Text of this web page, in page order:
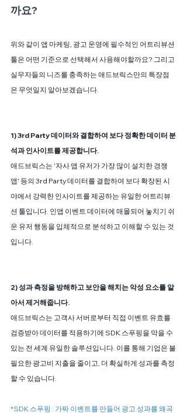
까요?
위와 같이 앱 마케팅, 광고 운영에 필수적인 어트리뷰션
툴은 어떤 기준으로 선택해서 사용해야할까요? 그리고
실무자들의 니즈를 충족하는 애드브릭스만의 특장점
은 무엇일지 알아보겠습니다.
1) 3rd Party 데이터와 결합하여 보다 정확한 데이터 분
석과 인사이트를 제공합니다.
애드브릭스는 '자사 앱 유저가 가장 많이 설치한 경쟁
앱' 등의 3rd Party 데이터를 결합하여 보다 확장된 시
야에서 강력한 인사이트를 제공하는 유일한 어트리뷰
션 툴입니다. 인앱 이벤트 데이터에 매몰되어 놓치기 쉬
운 유저 행동을 입체적으로 분석하고 이해할 수 있는 것
입니다.
2) 성과 측정을 방해하고 보안을 해치는 악성 요소를 알
아서 제거해줍니다.
애드브릭스는 고객사 서버로부터 직접 이벤트 유효를
검증받아 데이터를 적용하기에 SDK 스푸핑을 막을 수
있는 전 세계 유일한 솔루션입니다. 이를 통해 기업은 불
필요한 광고비 지출을 줄이고, 더 확실하게 성과를 측정
할 수 있습니다.
*SDK 스푸핑 : 가짜 이벤트를 만들어 광고 성과를 왜곡